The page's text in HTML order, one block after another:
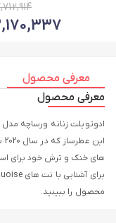
معرفی محصول
معرفی محصول
های خنک و ترش خود برای
محصول را ببینید.